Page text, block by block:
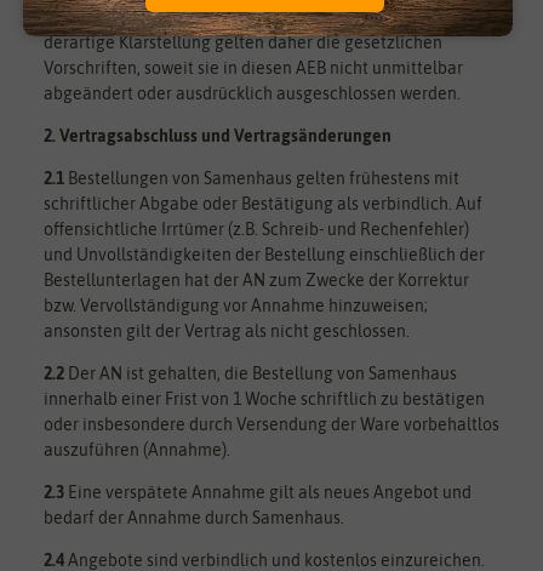
haben nur klarstellende Bedeutung. Auch ohne eine
derartige Klarstellung gelten daher die gesetzlichen
Vorschriften, soweit sie in diesen AEB nicht unmittelbar
abgeändert oder ausdrücklich ausgeschlossen werden.
2. Vertragsabschluss und Vertragsänderungen
2.1 Bestellungen von Samenhaus gelten frühestens mit
schriftlicher Abgabe oder Bestätigung als verbindlich. Auf
offensichtliche Irrtümer (z.B. Schreib- und Rechenfehler)
und Unvollständigkeiten der Bestellung einschließlich der
Bestellunterlagen hat der AN zum Zwecke der Korrektur
bzw. Vervollständigung vor Annahme hinzuweisen;
ansonsten gilt der Vertrag als nicht geschlossen.
2.2 Der AN ist gehalten, die Bestellung von Samenhaus
innerhalb einer Frist von 1 Woche schriftlich zu bestätigen
oder insbesondere durch Versendung der Ware vorbehaltlos
auszuführen (Annahme).
2.3 Eine verspätete Annahme gilt als neues Angebot und
bedarf der Annahme durch Samenhaus.
2.4Angebote sind verbindlich und kostenlos einzureichen.